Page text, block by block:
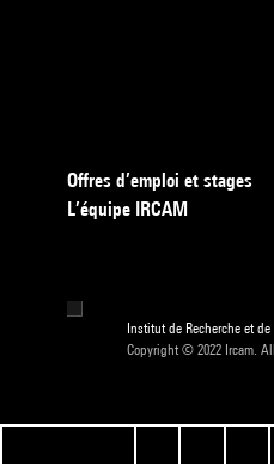
Offres d’emploi et stages
L’équipe IRCAM
Institut de Recherche et
Copyright © 2022 Ircam.